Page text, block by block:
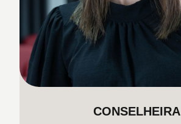
CONSELHEIRA